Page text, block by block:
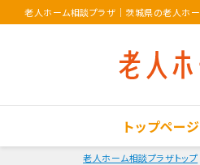
老人ホーム相談プラザ ｜ 茨城県の老人ホ
トップページ
老人ホーム相談プラザトップ